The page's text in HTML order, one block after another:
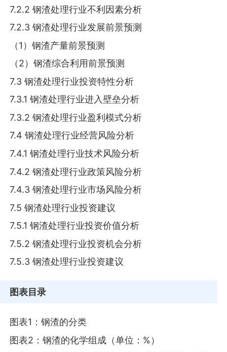
7.2.2 钢渣处理行业不利因素分析
7.2.3 钢渣处理行业发展前景预测
（1）钢渣产量前景预测
（2）钢渣综合利用前景预测
7.3 钢渣处理行业投资特性分析
7.3.1 钢渣处理行业进入壁垒分析
7.3.2 钢渣处理行业盈利模式分析
7.4 钢渣处理行业经营风险分析
7.4.1 钢渣处理行业技术风险分析
7.4.2 钢渣处理行业政策风险分析
7.4.3 钢渣处理行业市场风险分析
7.5 钢渣处理行业投资建议
7.5.1 钢渣处理行业投资价值分析
7.5.2 钢渣处理行业投资机会分析
7.5.3 钢渣处理行业投资建议
图表目录
图表1：钢渣的分类
图表2：钢渣的化学组成（单位：%）